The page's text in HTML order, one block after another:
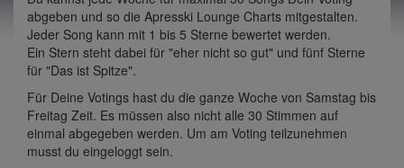
abgeben und so die Apresski Lounge Charts mitgestalten.
Jeder Song kann mit 1 bis 5 Sterne bewertet werden.
Ein Stern steht dabei für "eher nicht so gut" und fünf Sterne
für "Das ist Spitze".
Für Deine Votings hast du die ganze Woche von Samstag bis
Freitag Zeit. Es müssen also nicht alle 30 Stimmen auf
einmal abgegeben werden. Um am Voting teilzunehmen
musst du eingeloggt sein.